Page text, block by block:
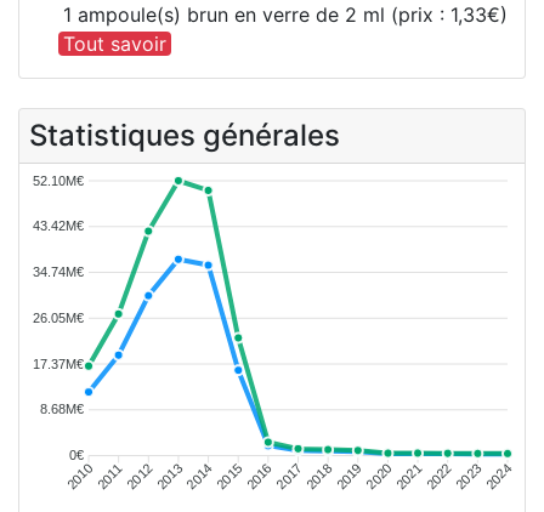
1 ampoule(s) brun en verre de 2 ml (prix : 1,33€)
Tout savoir
Statistiques générales
52.10M€
43.42M€
34.74M€
26.05M€
17.37M€
8.68M€
0€
20102011201220132014201520162017 2018201920202021202220232024